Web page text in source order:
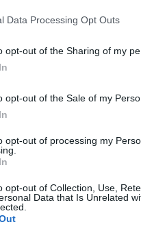
Data Processing Opt Outs
opt-out of the Sharing of my
opt-out of the Sale of my
opt-out of processing my
opt-out of Collection, Use,
Data that Is Unrelated
širi med prebivalci. Za
»ostanemo doma, če
kašljanju si usta
zaščita
morebitnimi zapleti,
zaščititi pred boleznijo,
uspešnost
smo že bili cepljeni